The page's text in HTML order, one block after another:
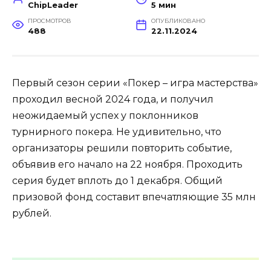
ChipLeader 5 мин
ПРОСМОТРОВ
488
ОПУБЛИКОВАНО
22.11.2024
Первый сезон серии «Покер – игра мастерства»
проходил весной 2024 года, и получил
неожидаемый успех у поклонников
турнирного покера. Не удивительно, что
организаторы решили повторить событие,
объявив его начало на 22 ноября. Проходить
серия будет вплоть до 1 декабря. Общий
призовой фонд составит впечатляющие 35 млн
рублей.